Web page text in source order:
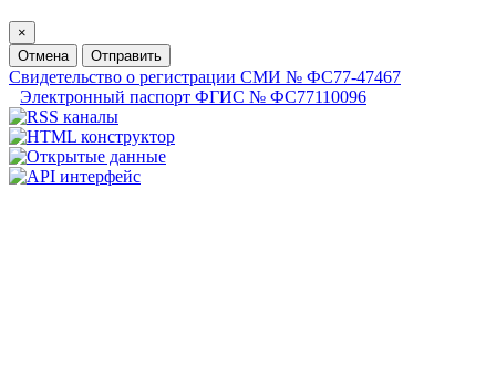
×
Отмена
Отправить
Свидетельство о регистрации СМИ № ФС77-47467
Электронный паспорт ФГИС № ФС77110096